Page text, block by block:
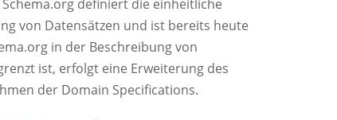
definiert die einheitliche
von Datensätzen und ist bereits heute
in der Beschreibung von
ist, erfolgt eine Erweiterung des
der Domain Specifications.